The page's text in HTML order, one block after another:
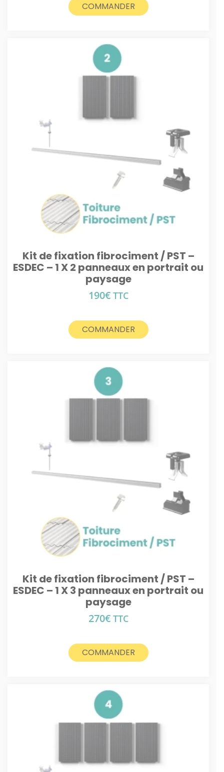
COMMANDER
Kit de fixation fibrociment / PST –
ESDEC – 1 X 2 panneaux en portrait ou
paysage
190€TTC
COMMANDER
Kit de fixation fibrociment / PST –
ESDEC – 1 X 3 panneaux en portrait ou
paysage
270€TTC
COMMANDER